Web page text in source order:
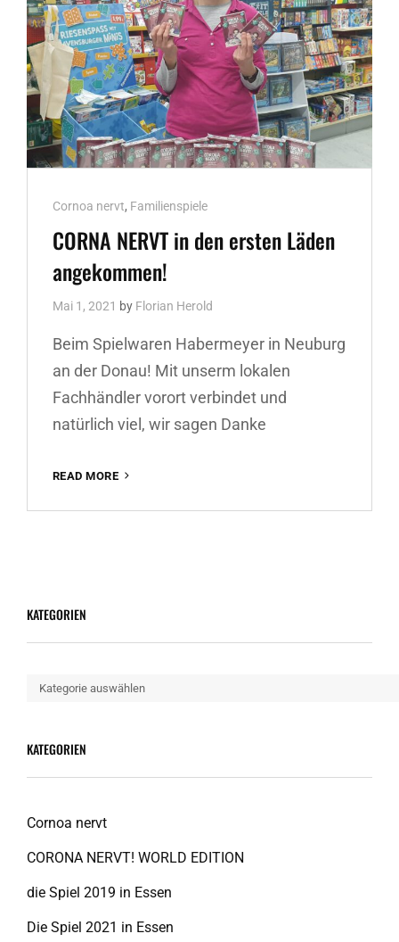
Cat
Links
Cornoa nervt, Familienspiele
CORNA NERVT in den ersten Läden
angekommen!
Mai 1, 2021 by Florian Herold
Beim Spielwaren Habermeyer in Neuburg
an der Donau! Mit unserm lokalen
Fachhändler vorort verbindet und
natürlich viel, wir sagen Danke
READ MORE
IN
KATEGORIEN
Kategorien
KATEGORIEN
Cornoa nervt
CORONA NERVT! WORLD EDITION
die Spiel 2019 in Essen
Die Spiel 2021 in Essen